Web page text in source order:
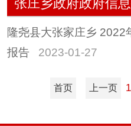
张庄乡政府政府信
隆尧县大张家庄乡 2022
报告
2023-01-27
首页 上一页 1